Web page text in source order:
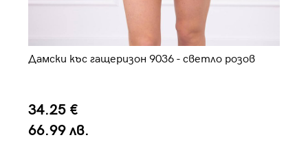
Дамски къс гащеризон 9036 - светло розов
34.25 €
66.99 лв.